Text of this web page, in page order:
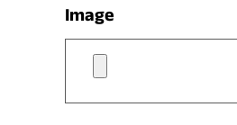
Image